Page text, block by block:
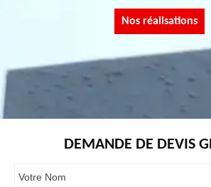
Nos réalisations
DEMANDE DE DEVIS